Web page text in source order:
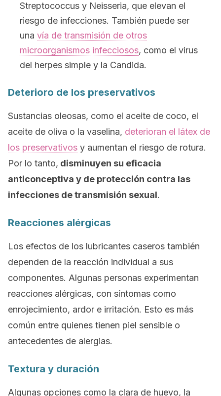
Streptococcus y Neisseria, que elevan el
riesgo de infecciones. También puede ser
una vía de transmisión de otros
microorganismos infecciosos, como el virus
del herpes simple y la Candida.
Deterioro de los preservativos
Sustancias oleosas, como el aceite de coco, el
aceite de oliva o la vaselina, deterioran el látex de
los preservativos y aumentan el riesgo de rotura.
Por lo tanto, disminuyen su eficacia
anticonceptiva y de protección contra las
infecciones de transmisión sexual.
Reacciones alérgicas
Los efectos de los lubricantes caseros también
dependen de la reacción individual a sus
componentes. Algunas personas experimentan
reacciones alérgicas, con síntomas como
enrojecimiento, ardor e irritación. Esto es más
común entre quienes tienen piel sensible o
antecedentes de alergias.
Textura y duración
Algunas opciones como la clara de huevo, la